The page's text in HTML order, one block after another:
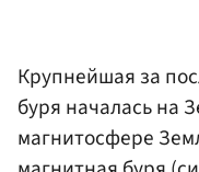
Крупнейшая за
буря началась на
магнитосфере